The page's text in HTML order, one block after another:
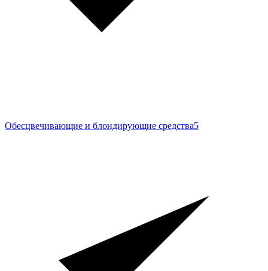
Обесцвечивающие и блондирующие средства5